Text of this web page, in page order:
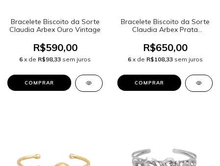
Bracelete Biscoito da Sorte
Claudia Arbex Ouro Vintage
R$590,00
6 x de R$98,33 sem juros
Bracelete Biscoito da Sorte
Claudia Arbex Prata
R$650,00
6 x de R$108,33 sem juros